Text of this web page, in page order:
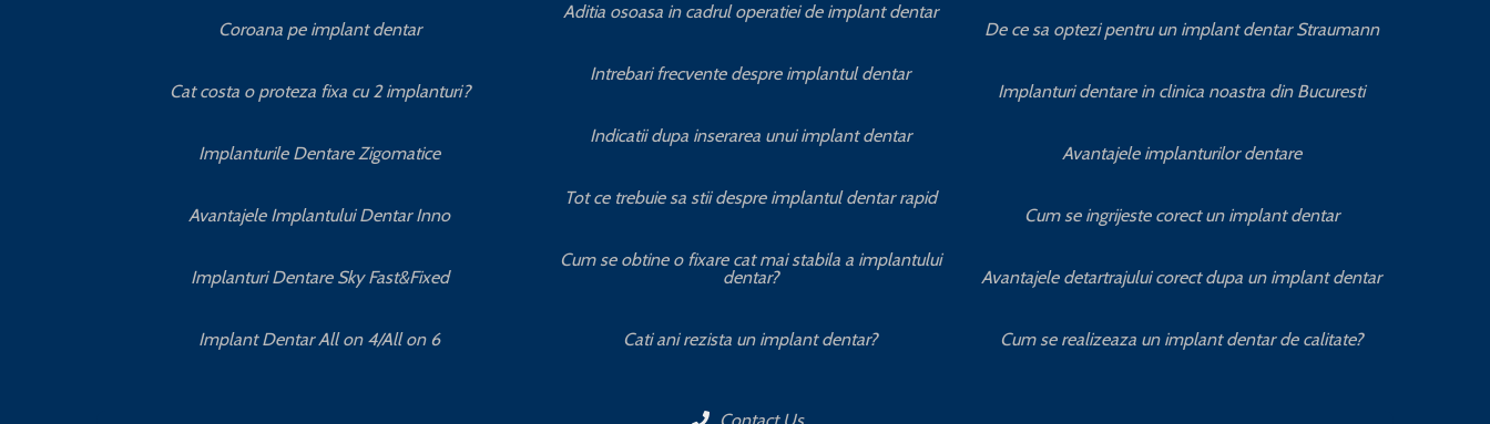
Coroana pe implant dentar
Cat costa o proteza fixa cu 2 implanturi?
Implanturile Dentare Zigomatice
Avantajele Implantului Dentar Inno
Implanturi Dentare Sky Fast&Fixed
Implant Dentar All on 4/All on 6
Aditia osoasa in cadrul operatiei de implant dentar
Intrebari frecvente despre implantul dentar
Indicatii dupa inserarea unui implant dentar
Tot ce trebuie sa stii despre implantul dentar rapid
Cum se obtine o fixare cat mai stabila a implantului
dentar?
Cati ani rezista un implant dentar?
De ce sa optezi pentru un implant dentar Straumann
Implanturi dentare in clinica noastra din Bucuresti
Avantajele implanturilor dentare
Cum se ingrijeste corect un implant dentar
Avantajele detartrajului corect dupa un implant dentar
Cum se realizeaza un implant dentar de calitate?